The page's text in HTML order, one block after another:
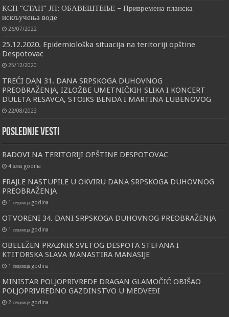
КСП “СТАН” ЈП: ОБАВЕШТЕЊЕ – Привремена планска
искључења воде
26/07/2022
25.12.2020. Epidemiološka situacija na teritoriji opštine
Despotovac
25/12/2020
TREĆI DAN 31. DANA SRPSKOGA DUHOVNOG
PREOBRAŽENJA, IZLOŽBE UMETNIČKIH SLIKA I KONCERT
DULETA RESAVCA, STOIKS BENDA I MARTINA LUBENOVOG
22/08/2023
Poslednje vesti
RADOVI NA TERITORIJI OPŠTINE DESPOTOVAC
4 дана godina
FRAJLE NASTUPILE U OKVIRU DANA SRPSKOGA DUHOVNOG
PREOBRAŽENJA
1 седмица godina
OTVORENI 34. DANI SRPSKOGA DUHOVNOG PREOBRAŽENJA
1 седмица godina
OBELEŽEN PRAZNIK SVETOG DESPOTA STEFANA I
KTITORSKA SLAVA MANASTIRA MANASIJE
1 седмица godina
MINISTAR POLJOPRIVREDE DRAGAN GLAMOČIĆ OBIŠAO
POLJOPRIVREDNO GAZDINSTVO U MEDVEĐI
2 седмице godina